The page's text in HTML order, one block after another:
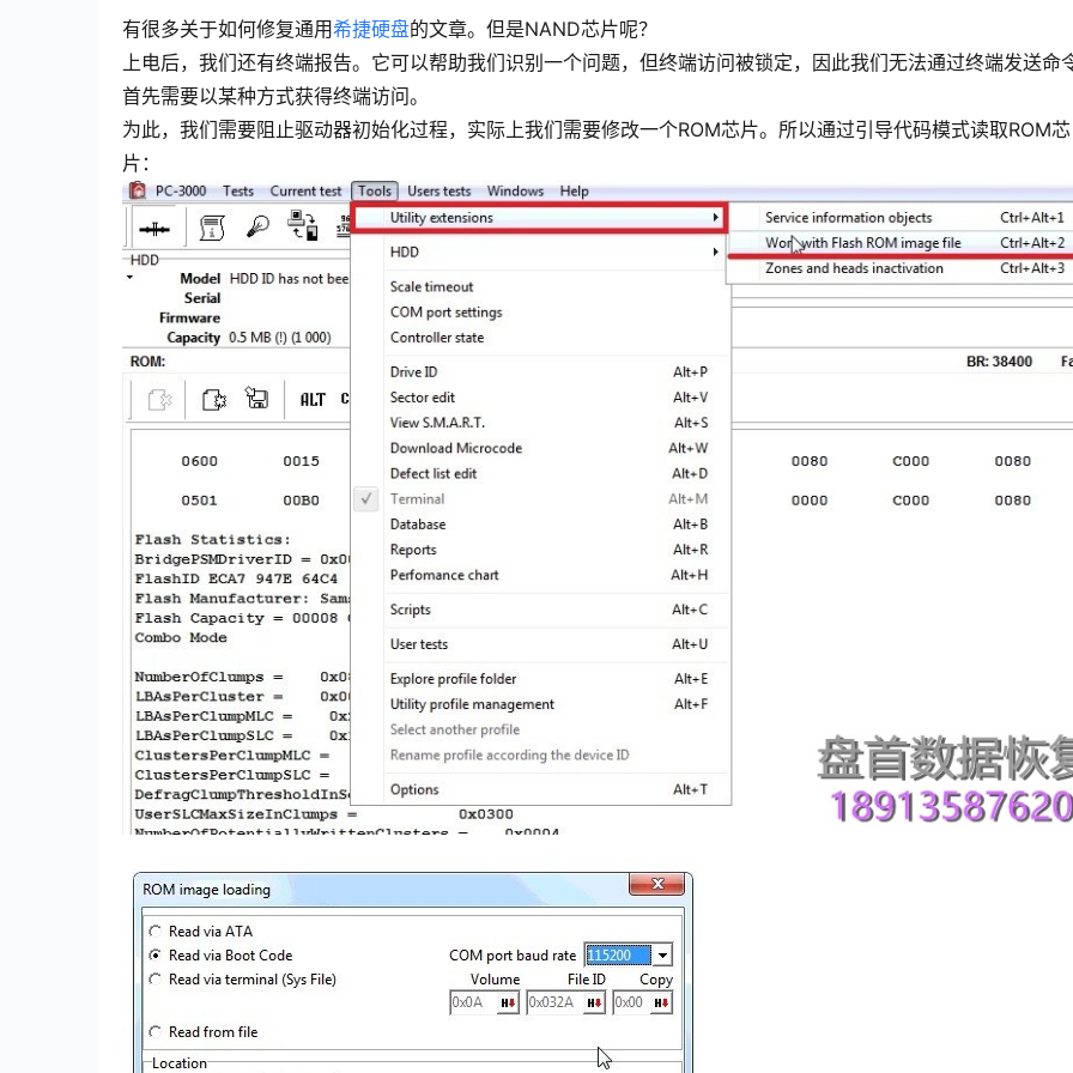
有很多关于如何修复通用希捷硬盘的文章。但是NAND芯片呢？
上电后，我们还有终端报告。它可以帮助我们识别一个问题，但终端访问被锁定，因此我们无法通过终端发送命
首先需要以某种方式获得终端访问。
为此，我们需要阻止驱动器初始化过程，实际上我们需要修改一个ROM芯片。所以通过引导代码模式读取ROM芯
片：